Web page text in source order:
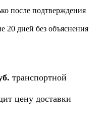
после подтверждения
20 дней без объяснения
транспортной
цену доставки